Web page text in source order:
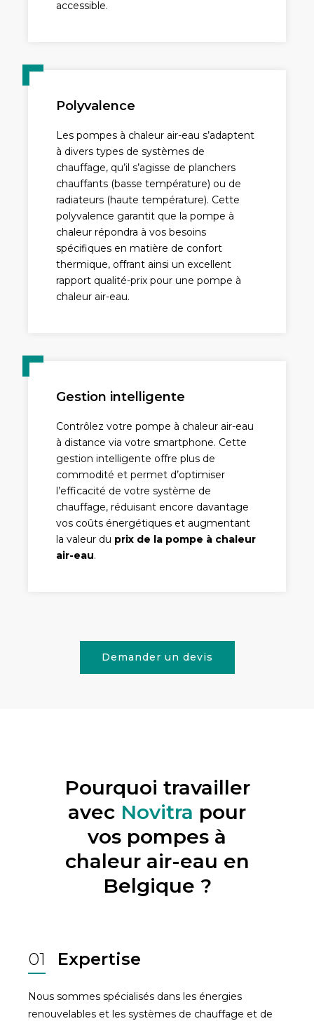
accessible.
Polyvalence
Les pompes à chaleur air-eau s’adaptent
à divers types de systèmes de
chauffage, qu’il s’agisse de planchers
chauffants (basse température) ou de
radiateurs (haute température). Cette
polyvalence garantit que la pompe à
chaleur répondra à vos besoins
spécifiques en matière de confort
thermique, offrant ainsi un excellent
rapport qualité-prix pour une pompe à
chaleur air-eau.
Gestion intelligente
Contrôlez votre pompe à chaleur air-eau
à distance via votre smartphone. Cette
gestion intelligente offre plus de
commodité et permet d’optimiser
l’efficacité de votre système de
chauffage, réduisant encore davantage
vos coûts énergétiques et augmentant
la valeur du prix de la pompe à chaleur
air-eau.
Demander un devis
Pourquoi travailler
avec Novitra pour
vos pompes à
chaleur air-eau en
Belgique ?
01 Expertise
Nous sommes spécialisés dans les énergies
renouvelables et les systèmes de chauffage et de